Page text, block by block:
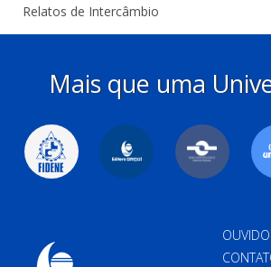
Relatos de Intercâmbio
Mais que uma